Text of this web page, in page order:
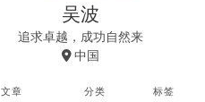
吴波
追求卓越，成功自然来
中国
文章 分类 标签